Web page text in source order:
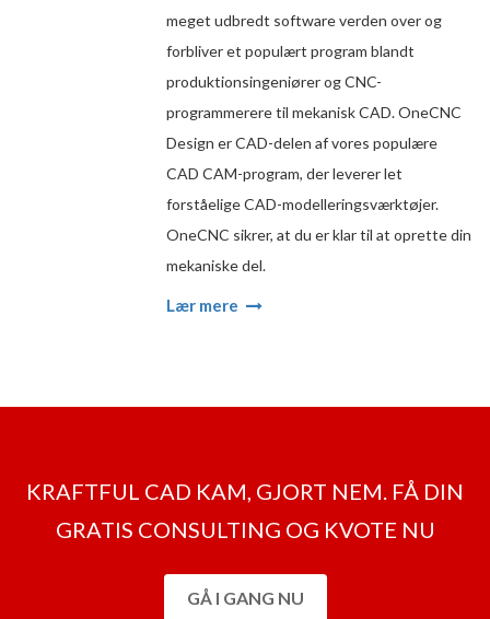
meget udbredt software verden over og
forbliver et populært program blandt
produktionsingeniører og CNC-
programmerere til mekanisk CAD. OneCNC
Design er CAD-delen af vores populære
CAD CAM-program, der leverer let
forståelige CAD-modelleringsværktøjer.
OneCNC sikrer, at du er klar til at oprette din
mekaniske del.
Lær mere
KRAFTFUL CAD KAM, GJORT NEM. FÅ DIN
GRATIS CONSULTING OG KVOTE NU
GÅ I GANG NU